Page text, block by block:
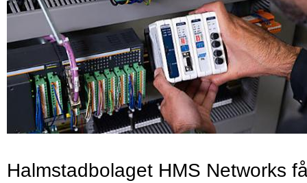
Halmstadbolaget HMS Networks